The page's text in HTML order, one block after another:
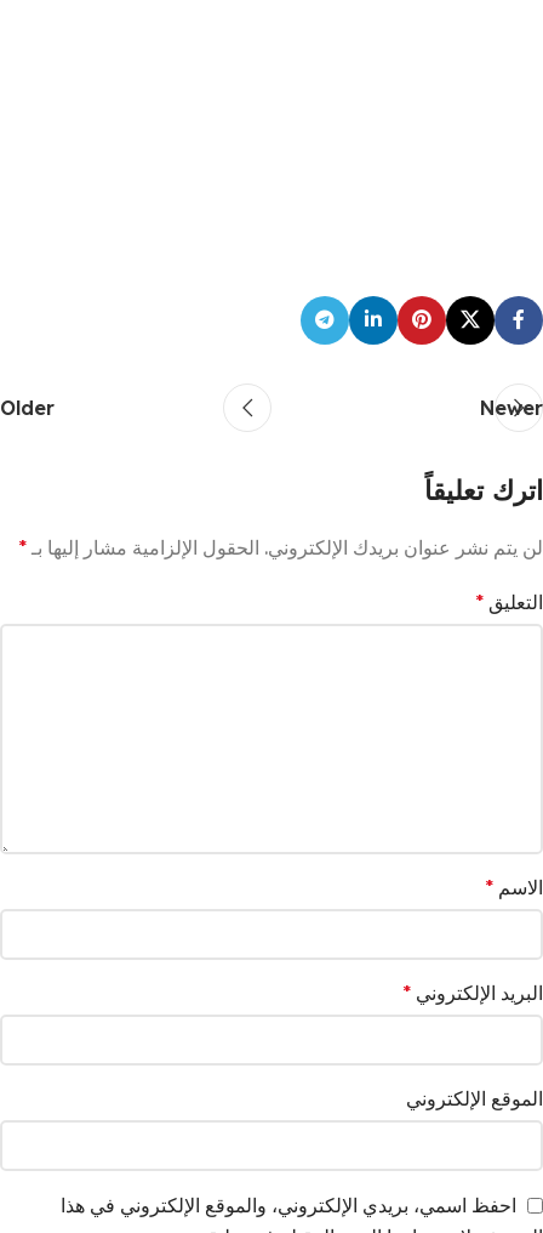
Newer
Older
اترك تعليقاً
لن يتم نشر عنوان بريدك الإلكتروني. الحقول الإلزامية مشار إليها بـ *
التعليق *
الاسم *
البريد الإلكتروني *
الموقع الإلكتروني
احفظ اسمي، بريدي الإلكتروني، والموقع الإلكتروني في هذا